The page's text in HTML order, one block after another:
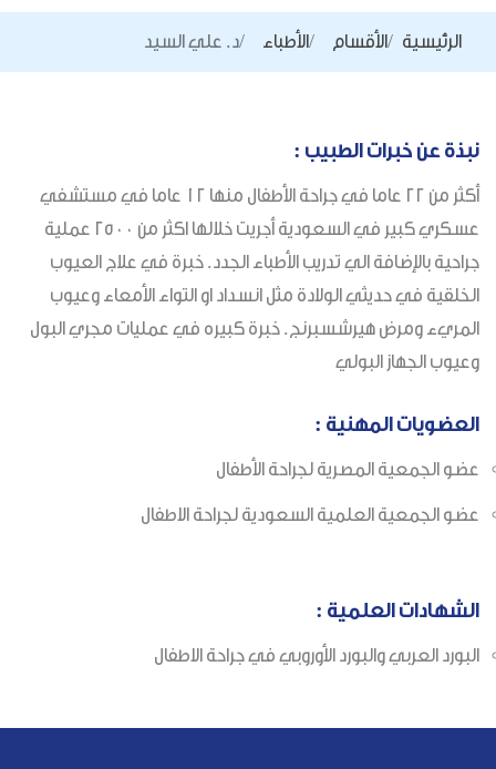
الرئيسية الأقسام الأطباء د. علي السيد
نبذة عن خبرات الطبيب :
أكثر من ٢٢ عاما في جراحة الأطفال منها ١٢ عاما في مستشفي
عسكري كبير في السعودية أجريت خلالها اكثر من ٢٥٠٠ عملية
جراحية بالإضافة الي تدريب الأطباء الجدد. خبرة في علاج العيوب
الخلقية في حديثي الولادة مثل انسداد او التواء الأمعاء وعيوب
المريء ومرض هيرشسبرنج. خبرة كبيره في عمليات مجري البول
وعيوب الجهاز البولي
العضويات المهنية :
عضو الجمعية المصرية لجراحة الأطفال
عضو الجمعية العلمية السعودية لجراحة الاطفال
الشهادات العلمية :
البورد العربي والبورد الأوروبي في جراحة الاطفال